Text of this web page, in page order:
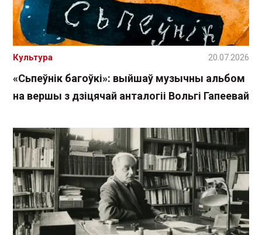
«Сьпеўнік багоўкі»: выйшаў музычны альбом
на вершы з дзіцячай анталогіі Вольгі Гапеевай
Культура 20.07.2026